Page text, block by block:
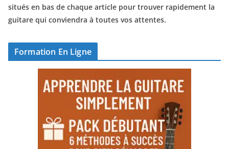
situés en bas de chaque article pour trouver rapidement la
guitare qui conviendra à toutes vos attentes.
Formation En Ligne